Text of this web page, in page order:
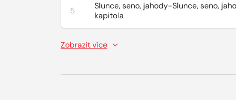
5
Slunce, seno, jahody-Slunce, seno,
kapitola
Zobrazit více